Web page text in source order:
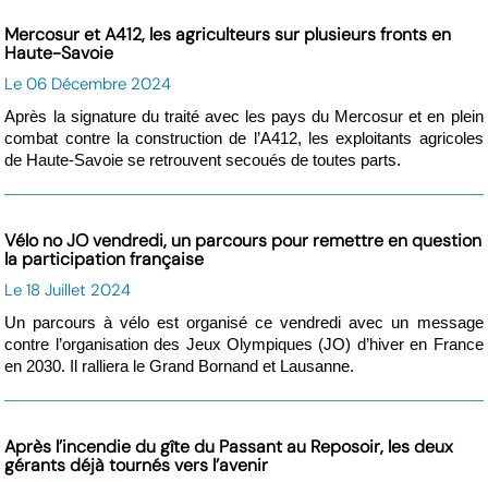
Mercosur et A412, les agriculteurs sur plusieurs fronts en
Haute-Savoie
Le 06 Décembre 2024
Après la signature du traité avec les pays du Mercosur et en plein
combat contre la construction de l’A412, les exploitants agricoles
de Haute-Savoie se retrouvent secoués de toutes parts.
Vélo no JO vendredi, un parcours pour remettre en question
la participation française
Le 18 Juillet 2024
Un parcours à vélo est organisé ce vendredi avec un message
contre l’organisation des Jeux Olympiques (JO) d’hiver en France
en 2030. Il ralliera le Grand Bornand et Lausanne.
Après l’incendie du gîte du Passant au Reposoir, les deux
gérants déjà tournés vers l’avenir